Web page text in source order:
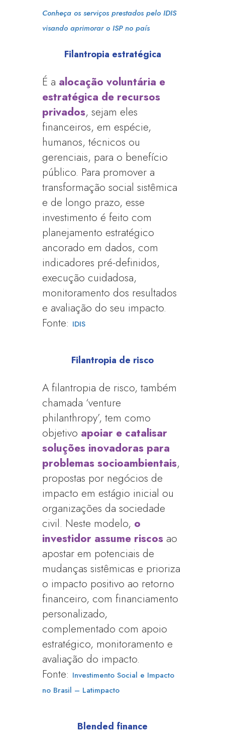
Conheça os serviços prestados pelo IDIS
visando aprimorar o ISP no país
Filantropia estratégica
É a alocação voluntária e
estratégica de recursos
privados, sejam eles
financeiros, em espécie,
humanos, técnicos ou
gerenciais, para o benefício
público. Para promover a
transformação social sistêmica
e de longo prazo, esse
investimento é feito com
planejamento estratégico
ancorado em dados, com
indicadores pré-definidos,
execução cuidadosa,
monitoramento dos resultados
e avaliação do seu impacto.
Fonte: IDIS
Filantropia de risco
A filantropia de risco, também
chamada ‘venture
philanthropy’, tem como
objetivo apoiar e catalisar
soluções inovadoras para
problemas socioambientais,
propostas por negócios de
impacto em estágio inicial ou
organizações da sociedade
civil. Neste modelo, o
investidor assume riscos ao
apostar em potenciais de
mudanças sistêmicas e prioriza
o impacto positivo ao retorno
financeiro, com financiamento
personalizado,
complementado com apoio
estratégico, monitoramento e
avaliação do impacto.
Fonte: Investimento Social e Impacto
no Brasil – Latimpacto
Blended finance